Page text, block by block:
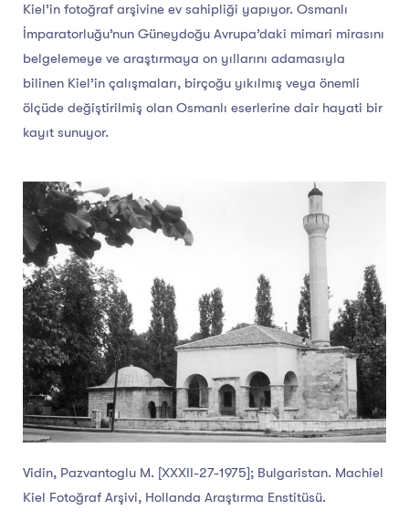
Kiel’in fotoğraf arşivine ev sahipliği yapıyor. Osmanlı
İmparatorluğu’nun Güneydoğu Avrupa’daki mimari mirasını
belgelemeye ve araştırmaya on yıllarını adamasıyla
bilinen Kiel’in çalışmaları, birçoğu yıkılmış veya önemli
ölçüde değiştirilmiş olan Osmanlı eserlerine dair hayati bir
kayıt sunuyor.
Vidin, Pazvantoglu M. [XXXII-27-1975]; Bulgaristan. Machiel
Kiel Fotoğraf Arşivi, Hollanda Araştırma Enstitüsü.